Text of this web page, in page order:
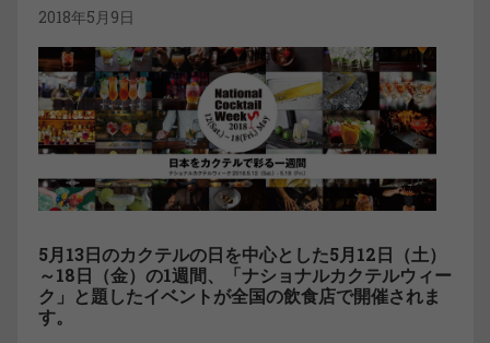
2018年5月9日
5月13日のカクテルの日を中心とした5月12日（土）
～18日（金）の1週間、「ナショナルカクテルウィー
ク」と題したイベントが全国の飲食店で開催されま
す。